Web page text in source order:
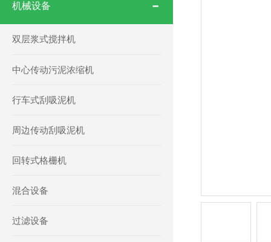
机械设备
双层浆式搅拌机
中心传动污泥浓缩机
行车式刮吸泥机
周边传动刮吸泥机
回转式格栅机
混合设备
过滤设备